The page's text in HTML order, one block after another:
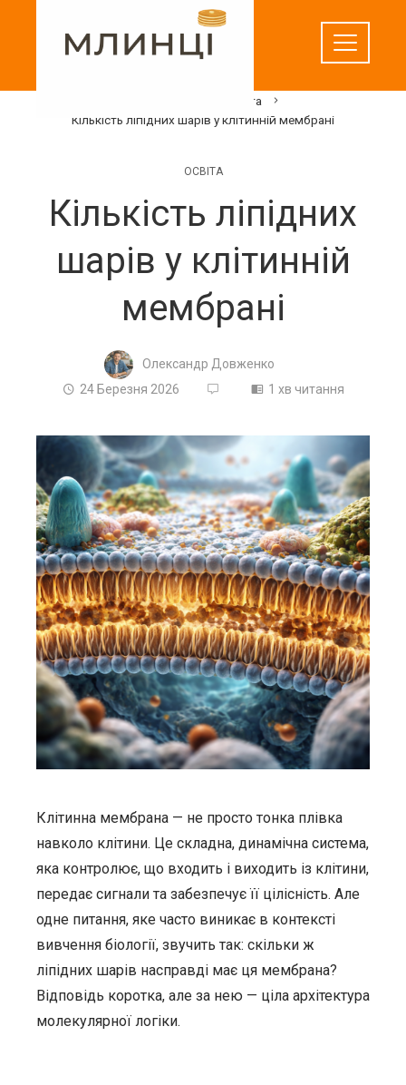
Освіта
Кількість ліпідних шарів у клітинній мембрані
ОСВІТА
Кількість ліпідних
шарів у клітинній
мембрані
Олександр Довженко
24 Березня 2026
1 хв читання
Клітинна мембрана — не просто тонка плівка
навколо клітини. Це складна, динамічна система,
яка контролює, що входить і виходить із клітини,
передає сигнали та забезпечує її цілісність. Але
одне питання, яке часто виникає в контексті
вивчення біології, звучить так: скільки ж
ліпідних шарів насправді має ця мембрана?
Відповідь коротка, але за нею — ціла архітектура
молекулярної логіки.